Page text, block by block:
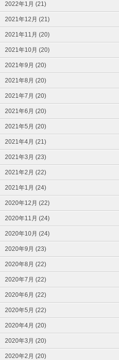
2022年1月 (21)
2021年12月 (21)
2021年11月 (20)
2021年10月 (20)
2021年9月 (20)
2021年8月 (20)
2021年7月 (20)
2021年6月 (20)
2021年5月 (20)
2021年4月 (21)
2021年3月 (23)
2021年2月 (22)
2021年1月 (24)
2020年12月 (22)
2020年11月 (24)
2020年10月 (24)
2020年9月 (23)
2020年8月 (22)
2020年7月 (22)
2020年6月 (22)
2020年5月 (22)
2020年4月 (20)
2020年3月 (20)
2020年2月 (20)